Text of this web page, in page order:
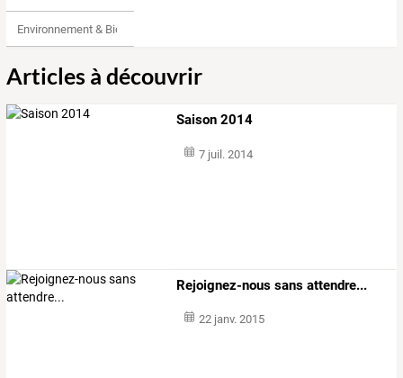
Environnement & Bio
Articles à découvrir
Saison 2014
7 juil. 2014
Rejoignez-nous sans attendre...
22 janv. 2015